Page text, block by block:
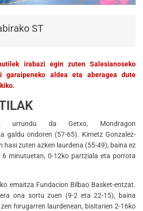
ST
irabazi egin zuten Salesianoseko
aldea eta aberagea dute
urrundu da Getxo, Mondragon
galdu ondoren (57-65). Kimetz Gonzalez-
hasi zuten azken laurdena (55-49), baina ez
minutuetan, 0-12ko partziala eta porrota
emaitza Fundacion Bilbao Basket-entzat.
ona sortu zuen (9-2 eta 22-15), baina
hirugarren laurdenean, bisitarien 2-16ko